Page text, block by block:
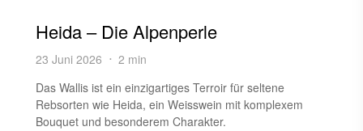
Heida – Die Alpenperle
23 Juni 2026
2 min
Das Wallis ist ein einzigartiges Terroir für seltene
Rebsorten wie Heida, ein Weisswein mit komplexem
Bouquet und besonderem Charakter.